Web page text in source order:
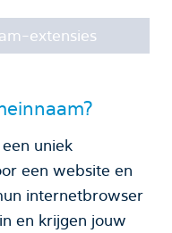
extensies
een uniek
een website en
internetbrowser
en krijgen jouw